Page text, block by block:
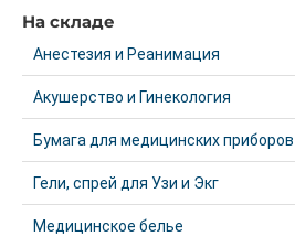
На складе
Анестезия и Реанимация
Акушерство и Гинекология
Бумага для медицинских приборов
Гели, спрей для Узи и Экг
Медицинское белье